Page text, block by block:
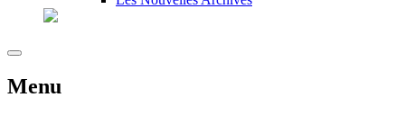
Menu